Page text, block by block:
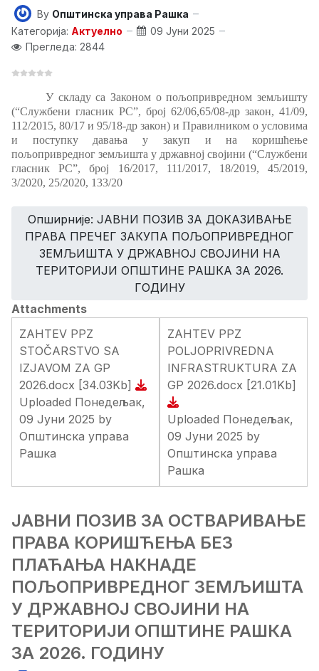
By Општинска управа Рашка
Категорија: Актуелно
09 Јуни 2025
Прегледа: 2844
У складу са Законом о пољопривредном земљишту
(“Службени гласник РС”, број 62/06,65/08-др закон, 41/09,
112/2015, 80/17 и 95/18-др закон) и Правилником о условима
и поступку давања у закуп и на коришћење
пољопривредног земљишта у државној својини (“Службени
гласник РС”, број 16/2017, 111/2017, 18/2019,45/2019,
3/2020, 25/2020, 133/20
Опширније: ЈАВНИ ПОЗИВ ЗА ДОКАЗИВАЊЕ
ПРАВА ПРЕЧЕГ ЗАКУПА ПОЉОПРИВРЕДНОГ
ЗЕМЉИШТА У ДРЖАВНОЈ СВОЈИНИ НА
ТЕРИТОРИЈИ ОПШТИНЕ РАШКА ЗА 2026.
ГОДИНУ
Attachments
ZAHTEV PPZ
STOČARSTVO SA
IZJAVOM ZA GP
2026.docx [34.03Kb]
Uploaded Понедељак,
09 Јуни 2025 by
Општинска управа
Рашка
ZAHTEV PPZ
POLJOPRIVREDNA
INFRASTRUKTURA ZA
GP 2026.docx [21.01Kb]
Uploaded Понедељак,
09 Јуни 2025 by
Општинска управа
Рашка
ЈАВНИ ПОЗИВ ЗА ОСТВАРИВАЊЕ
ПРАВА КОРИШЋЕЊА БЕЗ
ПЛАЋАЊА НАКНАДЕ
ПОЉОПРИВРЕДНОГ ЗЕМЉИШТА
У ДРЖАВНОЈ СВОЈИНИ НА
ТЕРИТОРИЈИ ОПШТИНЕ РАШКА
ЗА 2026. ГОДИНУ